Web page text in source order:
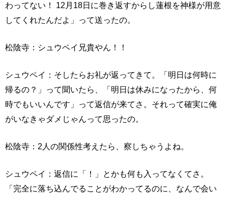
わってない！ 12月18日に巻き返すからし蓮根を神様が用意
してくれたんだよ」って送ったの。
松陰寺：シュウペイ兄貴やん！！
シュウペイ：そしたらお礼が返ってきて。「明日は何時に
帰るの？」って聞いたら、「明日は休みになったから、何
時でもいいんです」って返信が来てさ。それって確実に俺
がいなきゃダメじゃんって思ったの。
松陰寺：2人の関係性考えたら、察しちゃうよね。
シュウペイ：返信に「！」とかも何も入ってなくてさ。
「完全に落ち込んでることがわかってるのに、なんで会い